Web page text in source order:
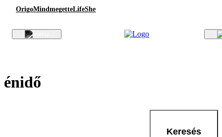
OrigoMindmegetteLifeShe
énidő
Keresés